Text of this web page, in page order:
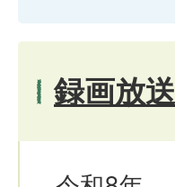
録画放送